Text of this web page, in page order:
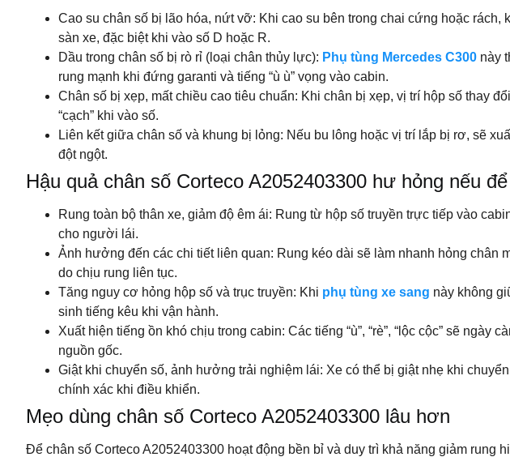
Cao su chân số bị lão hóa, nứt vỡ: Khi cao su bên trong chai cứng hoặc
sàn xe, đặc biệt khi vào số D hoặc R.
Dầu trong chân số bị rò rỉ (loại chân thủy lực): Phụ tùng Mercedes C300 này
rung mạnh khi đứng garanti và tiếng “ù ù” vọng vào cabin.
Chân số bị xẹp, mất chiều cao tiêu chuẩn: Khi chân bị xẹp, vị trí hộp số thay
“cạch” khi vào số.
Liên kết giữa chân số và khung bị lỏng: Nếu bu lông hoặc vị trí lắp bị rơ, sẽ
đột ngột.
Hậu quả chân số Corteco A2052403300 hư hỏng nếu
Rung toàn bộ thân xe, giảm độ êm ái: Rung từ hộp số truyền trực tiếp vào
cho người lái.
Ảnh hưởng đến các chi tiết liên quan: Rung kéo dài sẽ làm nhanh hỏng
do chịu rung liên tục.
Tăng nguy cơ hỏng hộp số và trục truyền: Khi phụ tùng xe sang này không
sinh tiếng kêu khi vận hành.
Xuất hiện tiếng ồn khó chịu trong cabin: Các tiếng “ù”, “rè”, “lộc cộc” sẽ
nguồn gốc.
Giật khi chuyển số, ảnh hưởng trải nghiệm lái: Xe có thể bị giật nhẹ khi
chính xác khi điều khiển.
Mẹo dùng chân số Corteco A2052403300 lâu hơn
Để chân số Corteco A2052403300 hoạt động bền bỉ và duy trì khả năng giảm